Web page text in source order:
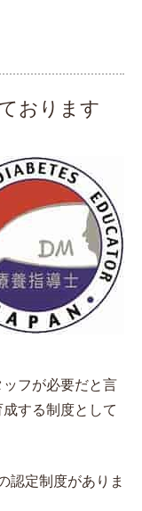
おります
フが必要だと言
する制度として
認定制度がありま